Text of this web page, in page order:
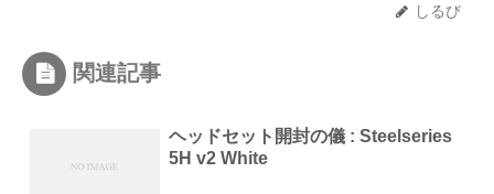
しるび
関連記事
ヘッドセット開封の儀 : Steelseries
5H v2 White